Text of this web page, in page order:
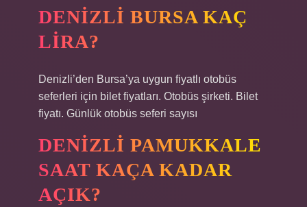
DENIZLI BURSA KAÇ
LIRA?
Denizli’den Bursa’ya uygun fiyatlı otobüs
seferleri için bilet fiyatları. Otobüs şirketi. Bilet
fiyatı. Günlük otobüs seferi sayısı
DENIZLI PAMUKKALE
SAAT KAÇA KADAR
AÇIK?